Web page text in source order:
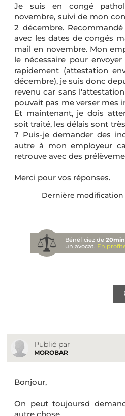
Je suis en congé
novembre, suivi de mon
2 décembre.
avec les dates de congés
mail en novembre. Mon
le nécessaire pour
rapidement (attestation
décembre), je suis donc
revenu car sans
pouvait pas me verser mes
Et maintenant, je dois
soit traité, les délais sont
? Puis-je demander des
autre à mon employeur
retrouve avec des
Merci pour vos réponses.
Dernière modification :
Bénéficiez de
un avocat. En
Publié par
MOROBAR
Bonjour,
On peut toujoursd
autre chose.